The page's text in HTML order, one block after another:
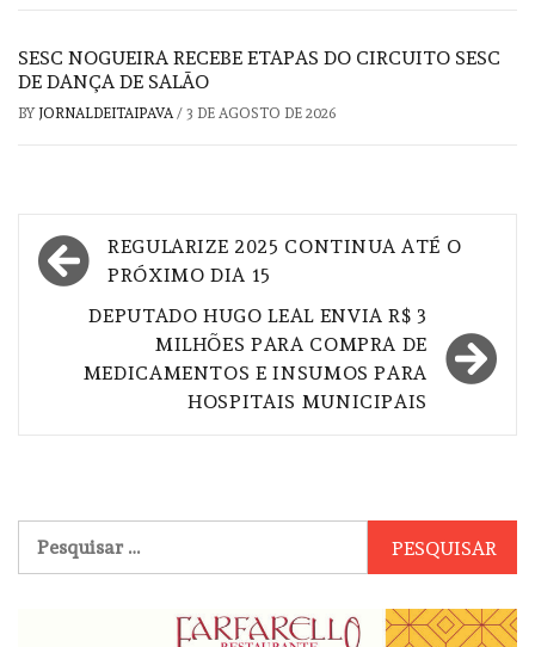
SESC NOGUEIRA RECEBE ETAPAS DO CIRCUITO SESC
DE DANÇA DE SALÃO
BY JORNALDEITAIPAVA/ 3 DE AGOSTO DE 2026
Navegação
de
Post
REGULARIZE 2025 CONTINUA ATÉ O
PRÓXIMO DIA 15
DEPUTADO HUGO LEAL ENVIA R$ 3
MILHÕES PARA COMPRA DE
MEDICAMENTOS E INSUMOS PARA
HOSPITAIS MUNICIPAIS